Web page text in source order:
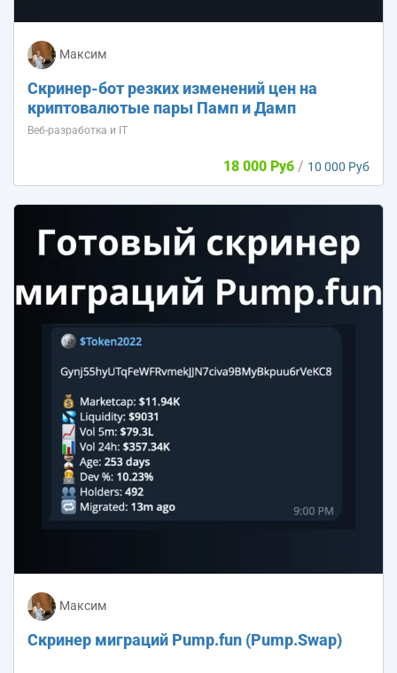
Максим
Скринер-бот резких изменений цен на
криптовалютые пары Памп и Дамп
Веб-разработка и IT
18 000 Руб / 10 000 Руб
Максим
Скринер миграций Pump.fun (Pump.Swap)